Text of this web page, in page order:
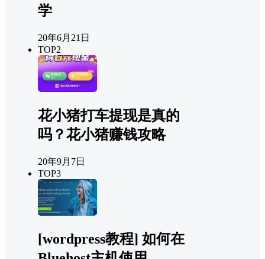
学
20年6月21日
TOP2
花小猪打车提现是真的
吗？花小猪赚钱攻略
20年9月7日
TOP3
[wordpress教程] 如何在